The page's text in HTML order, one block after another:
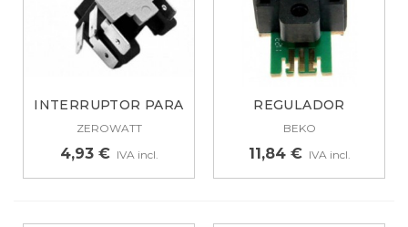
INTERRUPTOR PARA
LAVADORA...
ZEROWATT
4,93 € IVA incl.
REGULADOR
SELECTOR EJE
BEKO
11,84 € IVA incl.